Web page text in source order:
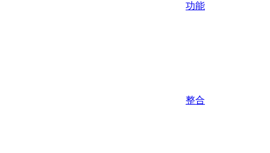
功能
整合